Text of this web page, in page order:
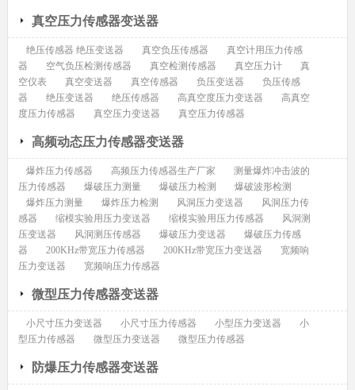
真空压力传感器变送器
绝压传感器 绝压变送器 真空负压传感器
真空计用压力传感
器
空气负压检测传感器 真空检测传感器 真空压力计
真
空仪表
真空变送器 真空传感器 负压变送器
负压传感
器
绝压变送器 绝压传感器 高真空度压力变送器
高真空
度压力传感器
真空压力变送器 真空压力传感器
高频动态压力传感器变送器
爆炸压力传感器 高频压力传感器生产厂家
测量爆炸冲击波的
压力传感器
爆破压力测量 爆破压力检测
爆破波形检测
爆炸压力测量
爆炸压力检测 风洞压力变送器
风洞压力传
感器
缩模实验用压力变送器 缩模实验用压力传感器
风洞测
压变送器
风洞测压传感器 爆破压力变送器
爆破压力传感
器
200KHz带宽压力传感器 200KHz带宽压力变送器
宽频响
压力变送器
宽频响压力传感器
微型压力传感器变送器
小尺寸压力变送器 小尺寸压力传感器 小型压力变送器
小
型压力传感器
微型压力变送器 微型压力传感器
防爆压力传感器变送器